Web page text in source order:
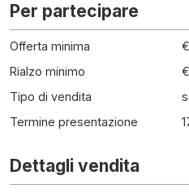
Per partecipare
Offerta minima
Rialzo minimo
Tipo di vendita
Termine presentazione
Dettagli vendita